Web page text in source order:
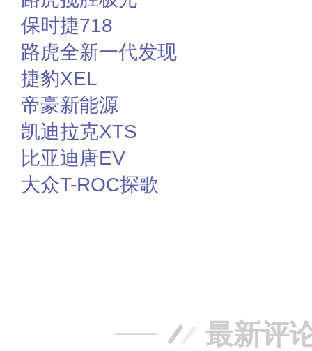
保时捷718
路虎全新一代发现
捷豹XEL
帝豪新能源
凯迪拉克XTS
比亚迪唐EV
大众T-ROC探歌
最新评